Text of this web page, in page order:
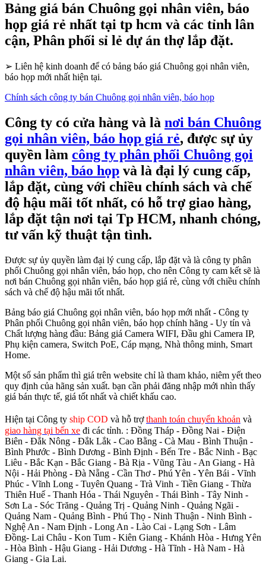
Bảng giá bán Chuông gọi nhân viên, báo
họp giá rẻ nhất tại tp hcm và các tỉnh lân
cận, Phân phối sỉ lẻ dự án thợ lắp đặt.
➢ Liên hệ kinh doanh để có bảng báo giá Chuông gọi nhân viên,
báo họp mới nhất hiện tại.
Chính sách công ty bán Chuông gọi nhân viên, báo họp
Công ty có cửa hàng và là nơi bán Chuông
gọi nhân viên, báo họp giá rẻ, được sự ủy
quyền làm công ty phân phối Chuông gọi
nhân viên, báo họp và là đại lý cung cấp,
lắp đặt, cùng với chiều chính sách và chế
độ hậu mãi tốt nhất, có hỗ trợ giao hàng,
lắp đặt tận nơi tại Tp HCM, nhanh chóng,
tư vấn kỹ thuật tận tình.
Được sự ủy quyền làm đại lý cung cấp, lắp đặt và là công ty phân
phối Chuông gọi nhân viên, báo họp, cho nên Công ty cam kết sẽ là
nơi bán Chuông gọi nhân viên, báo họp giá rẻ, cùng với chiều chính
sách và chế độ hậu mãi tốt nhất.
Bảng báo giá Chuông gọi nhân viên, báo họp mới nhất - Công ty
Phân phối Chuông gọi nhân viên, báo họp chính hãng - Uy tín và
Chất lượng hàng đầu: Bảng giá Camera WIFI, Đầu ghi Camera IP,
Phụ kiện camera, Switch PoE, Cáp mạng, Nhà thông minh, Smart
Home.
Một số sản phẩm thì giá trên website chỉ là tham khảo, niêm yết theo
quy định của hãng sản xuất. bạn cần phải đăng nhập mới nhìn thấy
giá bán thực tế, giá tốt nhất và chiết khấu cao.
Hiện tại Công ty ship COD và hỗ trợthanh toán chuyển khoản và
giao hàng tại bến xe đi các tỉnh. : Đồng Tháp - Đồng Nai - Điện
Biên - Đắk Nông - Đắk Lắk - Cao Bằng - Cà Mau - Bình Thuận -
Bình Phước - Bình Dương - Bình Định - Bến Tre - Bắc Ninh - Bạc
Liêu - Bắc Kạn - Bắc Giang - Bà Rịa - Vũng Tàu - An Giang - Hà
Nội - Hải Phòng - Đà Nẵng - Cần Thơ - Phú Yên - Yên Bái - Vĩnh
Phúc - Vĩnh Long - Tuyên Quang - Trà Vinh - Tiền Giang - Thừa
Thiên Huế - Thanh Hóa - Thái Nguyên - Thái Bình - Tây Ninh -
Sơn La - Sóc Trăng - Quảng Trị - Quảng Ninh - Quảng Ngãi -
Quảng Nam - Quảng Bình - Phú Thọ - Ninh Thuận - Ninh Bình -
Nghệ An - Nam Định - Long An - Lào Cai - Lạng Sơn - Lâm
Đồng- Lai Châu - Kon Tum - Kiên Giang - Khánh Hòa - Hưng Yên
- Hòa Bình - Hậu Giang - Hải Dương - Hà Tĩnh - Hà Nam - Hà
Giang - Gia Lai.